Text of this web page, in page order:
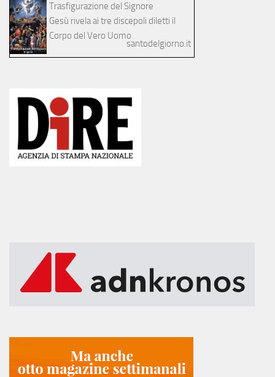
Trasfigurazione del Signore
Gesù rivela ai tre discepoli diletti il
Corpo del Vero Uomo
santodelgiorno.it